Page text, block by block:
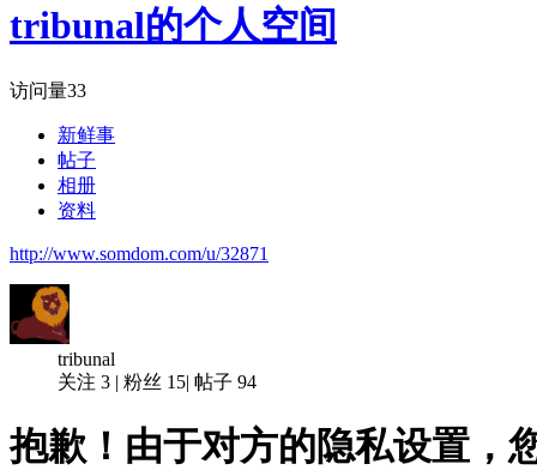
tribunal的个人空间
访问量33
新鲜事
帖子
相册
资料
http://www.somdom.com/u/32871
tribunal
关注 3 | 粉丝 15| 帖子 94
抱歉！由于对方的隐私设置，